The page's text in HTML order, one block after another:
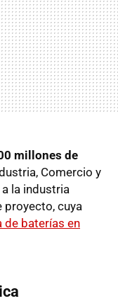
millones de
Comercio y
la industria
proyecto, cuya
de baterías en